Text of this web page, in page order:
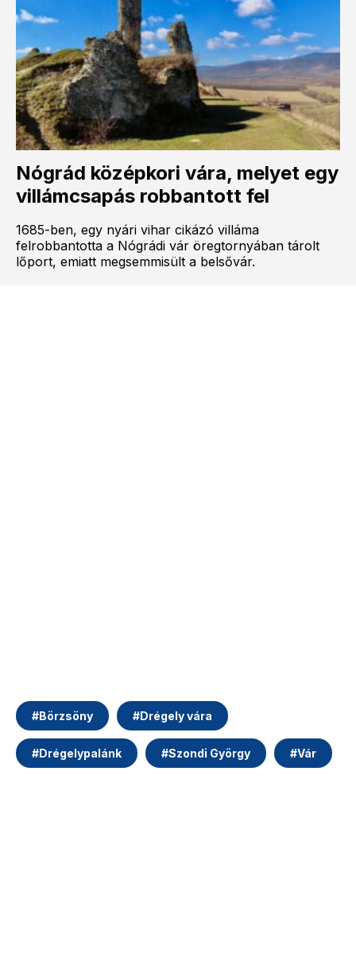
Nógrád középkori vára, melyet egy
villámcsapás robbantott fel
1685-ben, egy nyári vihar cikázó villáma
felrobbantotta a Nógrádi vár öregtornyában tárolt
lőport, emiatt megsemmisült a belsővár.
#Börzsöny #Drégely vára
#Drégelypalánk #Szondi György #Vár